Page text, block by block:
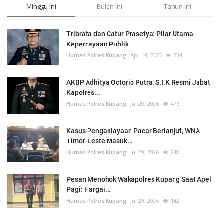
Minggu ini Bulan ini Tahun ini
Tribrata dan Catur Prasetya: Pilar Utama
Kepercayaan Publik...
Humas Polres Kupang Apr 14, 2025 534
AKBP Adhitya Octorio Putra, S.I.K Resmi Jabat
Kapolres...
Humas Polres Kupang Jul 29, 2026 476
Kasus Penganiayaan Pacar Berlanjut, WNA
Timor-Leste Masuk...
Humas Polres Kupang Jul 29, 2026 248
Pesan Menohok Wakapolres Kupang Saat Apel
Pagi: Hargai...
Humas Polres Kupang Jul 29, 2026 142